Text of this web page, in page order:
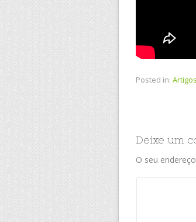
Posted in: Artigos
Deixe um
O seu